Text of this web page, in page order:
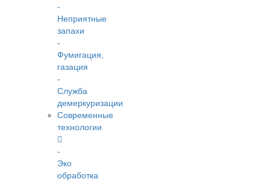
-
Неприятные
запахи
-
Фумигация,
газация
-
Служба
демеркуризации
Современные
технологии
-
Эко
обработка